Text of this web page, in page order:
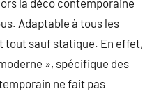
la déco contemporaine
Adaptable à tous les
tout sauf statique. En effet,
», spécifique des
ne fait pas